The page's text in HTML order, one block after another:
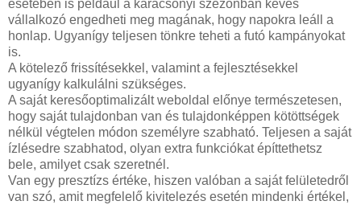
esetében is például a karácsonyi szezonban kevés
vállalkozó engedheti meg magának, hogy napokra leáll a
honlap. Ugyanígy teljesen tönkre teheti a futó kampányokat
is.
A kötelező frissítésekkel, valamint a fejlesztésekkel
ugyanígy kalkulálni szükséges.
A saját keresőoptimalizált weboldal előnye természetesen,
hogy saját tulajdonban van és tulajdonképpen kötöttségek
nélkül végtelen módon személyre szabható. Teljesen a saját
ízlésedre szabhatod, olyan extra funkciókat építtethetsz
bele, amilyet csak szeretnél.
Van egy presztízs értéke, hiszen valóban a saját felületedről
van szó, amit megfelelő kivitelezés esetén mindenki értékel,